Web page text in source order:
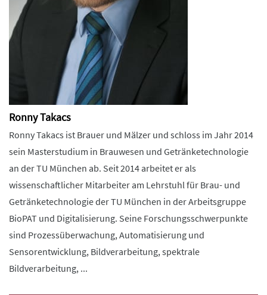
Ronny Takacs
Ronny Takacs ist Brauer und Mälzer und schloss im Jahr 2014
sein Masterstudium in Brauwesen und Getränketechnologie
an der TU München ab. Seit 2014 arbeitet er als
wissenschaftlicher Mitarbeiter am Lehrstuhl für Brau- und
Getränketechnologie der TU München in der Arbeitsgruppe
BioPAT und Digitalisierung. Seine Forschungsschwerpunkte
sind Prozessüberwachung, Automatisierung und
Sensorentwicklung, Bildverarbeitung, spektrale
Bildverarbeitung, ...